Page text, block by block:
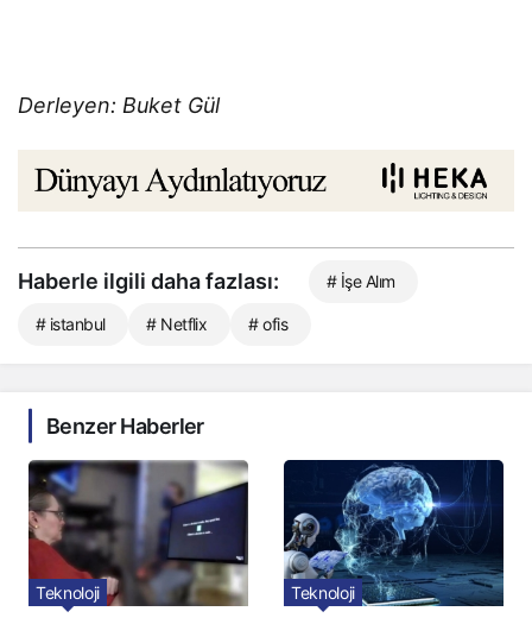
Derleyen: Buket Gül
Haberle ilgili daha fazlası: # İşe Alım
# istanbul # Netflix # ofis
Benzer Haberler
Teknoloji Teknoloji